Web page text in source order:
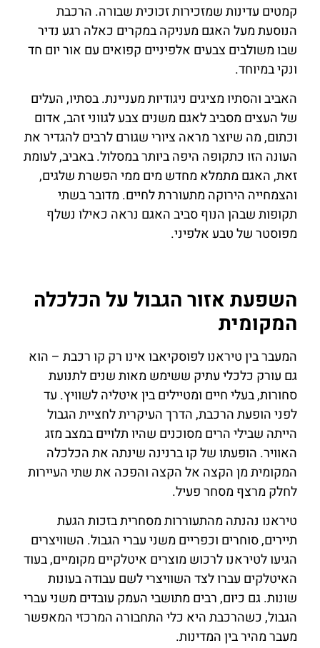
קמטים עדינות שמזכירות זכוכית שבורה. הרכבת
הנוסעת מעל האגם מעניקה במקרים כאלה רגע נדיר
שבו משולבים צבעים אלפיניים קפואים עם אור יום חד
ונקי במיוחד.
האביב והסתיו מציגים ניגודיות מעניינת. בסתיו, העלים
של העצים מסביב לאגם משנים צבע לגווני זהב, אדום
וכתום, מה שיוצר מראה ציורי שגורם לרבים להגדיר את
העונה הזו כתקופה היפה ביותר במסלול. באביב, לעומת
זאת, האגם מתמלא מחדש מים ממי הפשרת שלגים,
והצמחייה הירוקה מתעוררת לחיים. מדובר בשתי
תקופות שבהן הנוף סביב האגם נראה כאילו נשלף
מפוסטר של טבע אלפיני.
השפעת אזור הגבול על הכלכלה
המקומית
המעבר בין טיראנו לפוסקיאבו אינו רק קו רכבת – הוא
גם עורק כלכלי עתיק ששימש מאות שנים לתנועת
סחורות, בעלי חיים ומטיילים בין איטליה לשוויץ. עד
לפני הופעת הרכבת, הדרך העיקרית לחציית הגבול
הייתה שבילי הרים מסוכנים שהיו תלויים במצב מזג
האוויר. הופעתו של קו ברנינה שינתה את הכלכלה
המקומית מן הקצה אל הקצה והפכה את שתי העיירות
לחלק מרצף מסחר פעיל.
טיראנו נהנתה מהתעוררות מסחרית בזכות הגעת
תיירים, סוחרים וכפריים משני עברי הגבול. השוויצרים
הגיעו לטיראנו לרכוש מוצרים איטלקיים מקומיים, בעוד
האיטלקים עברו לצד השוויצרי לשם עבודה בעונות
שונות. גם כיום, רבים מתושבי העמק עובדים משני עברי
הגבול, כשהרכבת היא כלי התחבורה המרכזי המאפשר
מעבר מהיר בין המדינות.